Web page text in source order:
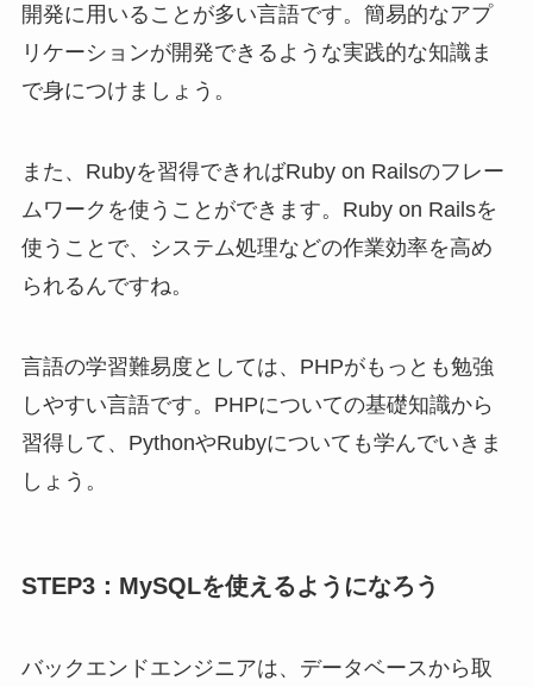
開発に用いることが多い言語です。簡易的なアプ
リケーションが開発できるような実践的な知識ま
で身につけましょう。
また、Rubyを習得できればRuby on Railsのフレー
ムワークを使うことができます。Ruby on Railsを
使うことで、システム処理などの作業効率を高め
られるんですね。
言語の学習難易度としては、PHPがもっとも勉強
しやすい言語です。PHPについての基礎知識から
習得して、PythonやRubyについても学んでいきま
しょう。
STEP3：MySQLを使えるようになろう
バックエンドエンジニアは、データベースから取